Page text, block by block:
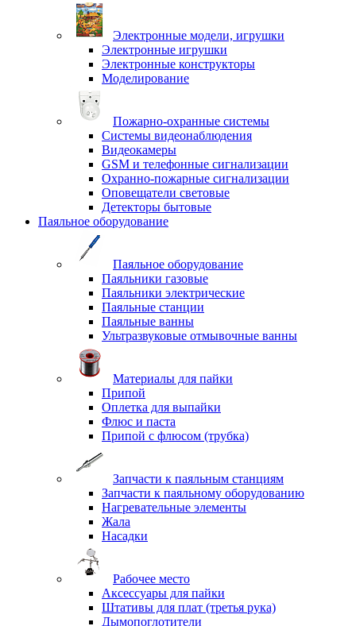
Электронные модели, игрушки
Электронные игрушки
Электронные конструкторы
Моделирование
Пожарно-охранные системы
Системы видеонаблюдения
Видеокамеры
GSM и телефонные сигнализации
Охранно-пожарные сигнализации
Оповещатели световые
Детекторы бытовые
Паяльное оборудование
Паяльное оборудование
Паяльники газовые
Паяльники электрические
Паяльные станции
Паяльные ванны
Ультразвуковые отмывочные ванны
Материалы для пайки
Припой
Оплетка для выпайки
Флюс и паста
Припой с флюсом (трубка)
Запчасти к паяльным станциям
Запчасти к паяльному оборудованию
Нагревательные элементы
Жала
Насадки
Рабочее место
Аксессуары для пайки
Штативы для плат (третья рука)
Дымопоглотители